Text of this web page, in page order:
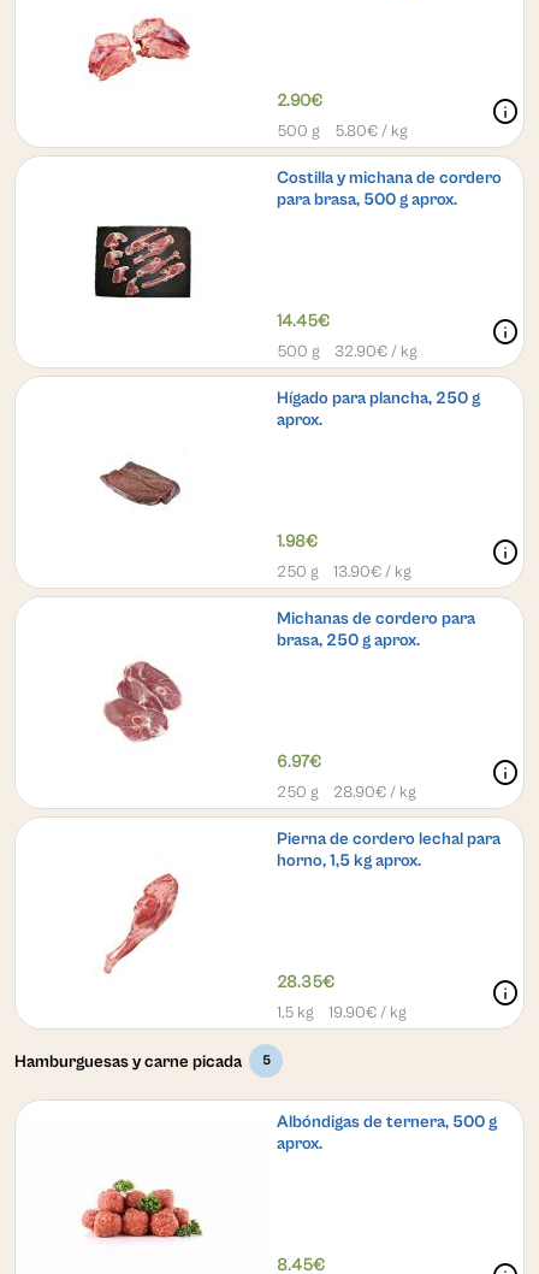
2.90€
500 g 5.80€ / kg
info
Costilla y michana de cordero
para brasa, 500 g aprox.
14.45€
500 g 32.90€ / kg
info
Hígado para plancha, 250 g
aprox.
1.98€
250 g 13.90€ / kg
info
Michanas de cordero para
brasa, 250 g aprox.
6.97€
250 g 28.90€ / kg
info
Pierna de cordero lechal para
horno, 1,5 kg aprox.
28.35€
1,5 kg 19.90€ / kg
info
Hamburguesas y carne picada 5
Albóndigas de ternera, 500 g
aprox.
8.45€